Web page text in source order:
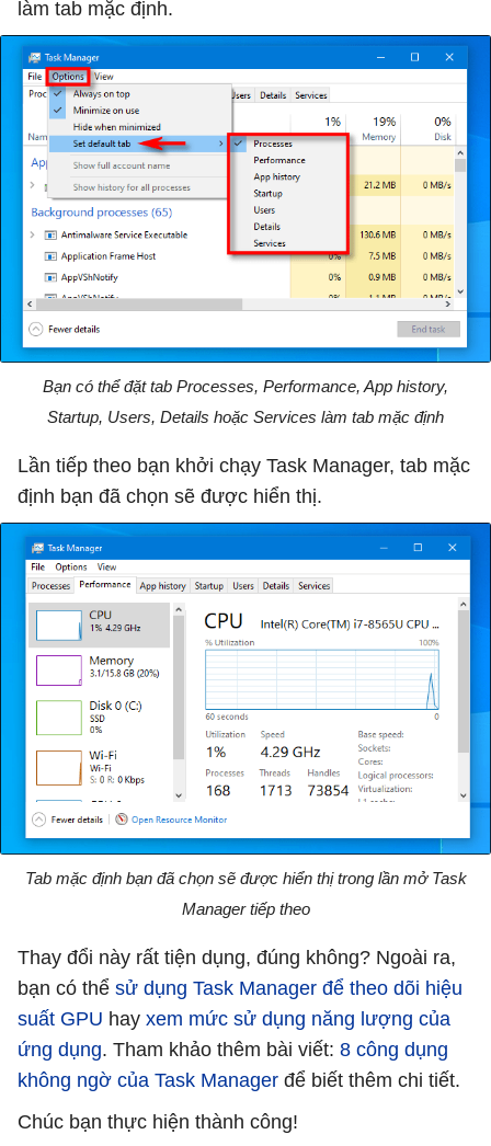
làm tab mặc định.
Bạn có thể đặt tab Processes, Performance, App history,
Startup, Users, Details hoặc Services làm tab mặc định
Lần tiếp theo bạn khởi chạy Task Manager, tab mặc
định bạn đã chọn sẽ được hiển thị.
Tab mặc định bạn đã chọn sẽ được hiển thị trong lần mở Task
Manager tiếp theo
Thay đổi này rất tiện dụng, đúng không? Ngoài ra,
bạn có thể sử dụng Task Manager để theo dõi hiệu
suất GPU hay xem mức sử dụng năng lượng của
ứng dụng. Tham khảo thêm bài viết: 8 công dụng
không ngờ của Task Manager để biết thêm chi tiết.
Chúc bạn thực hiện thành công!